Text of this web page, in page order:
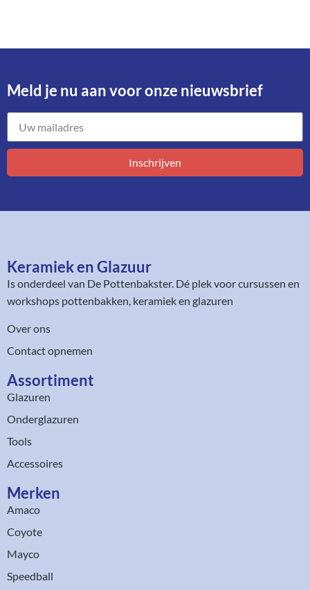
Meld je nu aan voor onze nieuwsbrief​
Inschrijven
Keramiek en Glazuur​
Is onderdeel van De Pottenbakster. Dé plek voor cursussen en
workshops pottenbakken, keramiek en glazuren
Over ons
Contact opnemen
Assortiment​
Glazuren
Onderglazuren
Tools
Accessoires
Merken
Amaco
Coyote
Mayco
Speedball